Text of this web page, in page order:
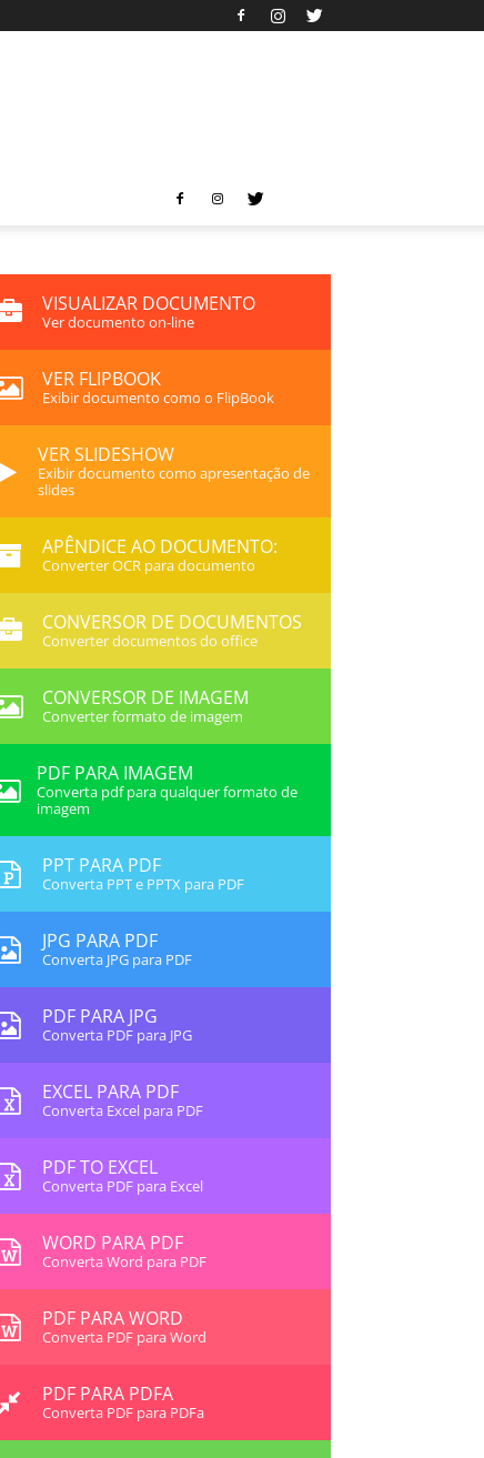
VISUALIZAR DOCUMENTO
Ver documento on-line
VER FLIPBOOK
Exibir documento como o FlipBook
VER SLIDESHOW
Exibir documento como apresentação de
slides
APÊNDICE AO DOCUMENTO:
Converter OCR para documento
CONVERSOR DE DOCUMENTOS
Converter documentos do office
CONVERSOR DE IMAGEM
Converter formato de imagem
PDF PARA IMAGEM
Converta pdf para qualquer formato de
imagem
PPT PARA PDF
Converta PPT e PPTX para PDF
JPG PARA PDF
Converta JPG para PDF
PDF PARA JPG
Converta PDF para JPG
EXCEL PARA PDF
Converta Excel para PDF
PDF TO EXCEL
Converta PDF para Excel
WORD PARA PDF
Converta Word para PDF
PDF PARA WORD
Converta PDF para Word
PDF PARA PDFA
Converta PDF para PDFa